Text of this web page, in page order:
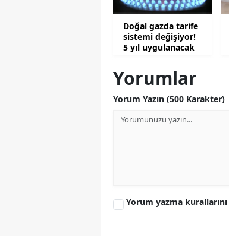
Doğal gazda tarife
sistemi değişiyor!
5 yıl uygulanacak
Yorumlar
Yorum Yazın (500 Karakter)
Yorum yazma kurallarını